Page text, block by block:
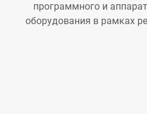
программного и
оборудования в рамках